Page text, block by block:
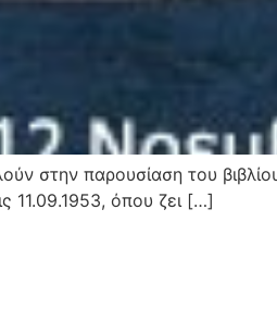
στην παρουσίαση του
11.09.1953, όπου ζει […]